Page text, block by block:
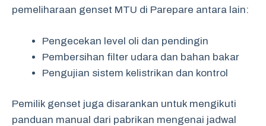
pemeliharaan genset MTU di Parepare antara lain:
Pengecekan level oli dan pendingin
Pembersihan filter udara dan bahan bakar
Pengujian sistem kelistrikan dan kontrol
Pemilik genset juga disarankan untuk mengikuti
panduan manual dari pabrikan mengenai jadwal